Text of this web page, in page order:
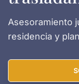
Asesoramiento
residencia y